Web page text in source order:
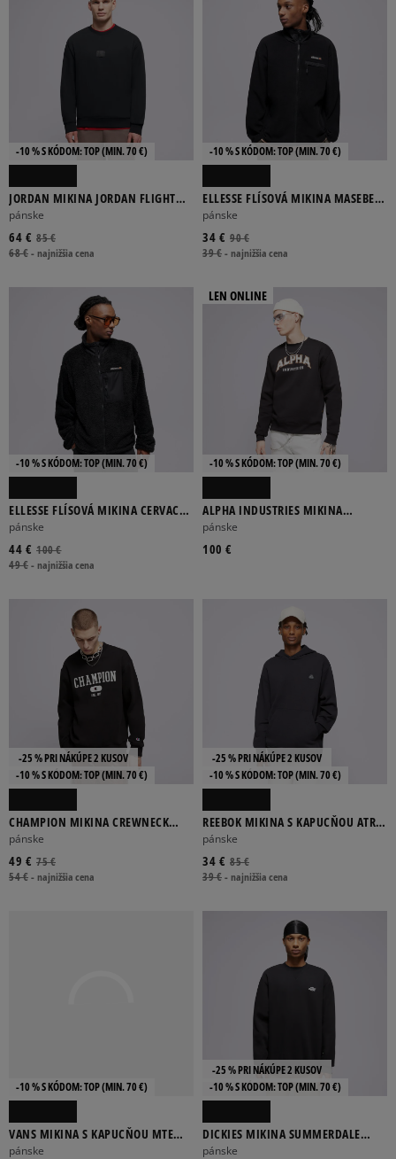
-10 % S KÓDOM: TOP (MIN. 70 €)
JORDAN MIKINA JORDAN FLIGHT
FLEECE
pánske
85 €
64 €
68 €-najnižšia cena
-10 % S KÓDOM: TOP (MIN. 70 €)
ELLESSE FLÍSOVÁ MIKINA MASEBEN
FLEECE JACKET BLK
pánske
90 €
34 €
39 €-najnižšia cena
-10 % S KÓDOM: TOP (MIN. 70 €)
ELLESSE FLÍSOVÁ MIKINA CERVACOL
FLEECE JACKET BLK
pánske
100 €
44 €
49 €-najnižšia cena
LEN ONLINE
-10 % S KÓDOM: TOP (MIN. 70 €)
ALPHA INDUSTRIES MIKINA
COLLEGE SWEATER
pánske
100 €
-10 % S KÓDOM: TOP (MIN. 70 €)
-25 % PRI NÁKÚPE 2 KUSOV
CHAMPION MIKINA CREWNECK
SWEATSHIRT
pánske
75 €
49 €
54 €-najnižšia cena
-10 % S KÓDOM: TOP (MIN. 70 €)
-25 % PRI NÁKÚPE 2 KUSOV
REEBOK MIKINA S KAPUCŇOU ATR
HOOPWEAR HOODIE
pánske
85 €
34 €
39 €-najnižšia cena
-10 % S KÓDOM: TOP (MIN. 70 €)
VANS MIKINA S KAPUCŇOU MTE
CROSSPATH PO
pánske
-10 % S KÓDOM: TOP (MIN. 70 €)
-25 % PRI NÁKÚPE 2 KUSOV
DICKIES MIKINA SUMMERDALE
SWEATSHIRT
pánske